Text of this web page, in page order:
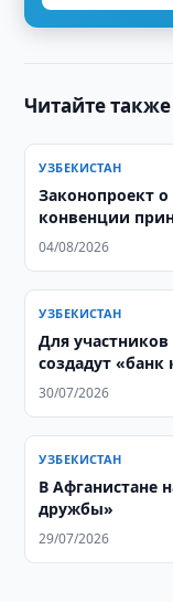
Читайте также
УЗБЕКИСТАН
Законопроект
конвенции
04/08/2026
УЗБЕКИСТАН
Для
создадут «банк
30/07/2026
УЗБЕКИСТАН
В Афганистане
дружбы»
29/07/2026